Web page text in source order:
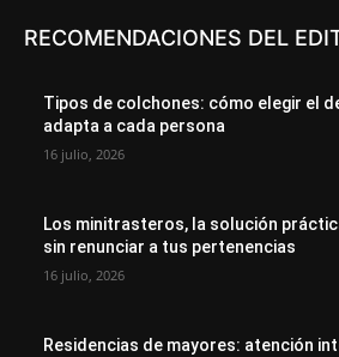
RECOMENDACIONES DEL
Tipos de colchones: cómo elegir el
adapta a cada persona
16 julio, 2026
Los minitrasteros, la solución
sin renunciar a tus pertenencias
16 julio, 2026
Residencias de mayores: atención